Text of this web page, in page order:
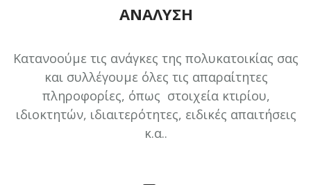
ΑΝΆΛΥΣΗ
Κατανοούμε τις ανάγκες της πολυκατοικίας σας
και συλλέγουμε όλες τις απαραίτητες
πληροφορίες, όπως στοιχεία κτιρίου,
ιδιοκτητών, ιδιαιτερότητες, ειδικές απαιτήσεις
κ.α..